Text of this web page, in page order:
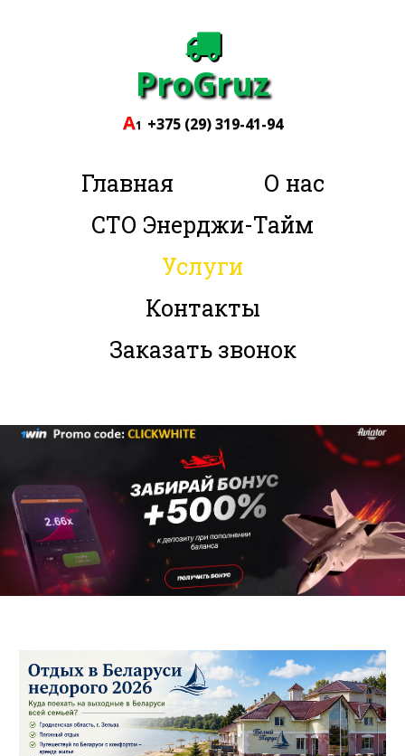

ProGruz
A1 +375 (29) 319-41-94
Главная
О нас
СТО Энерджи-Тайм
Услуги
Контакты
Заказать звонок